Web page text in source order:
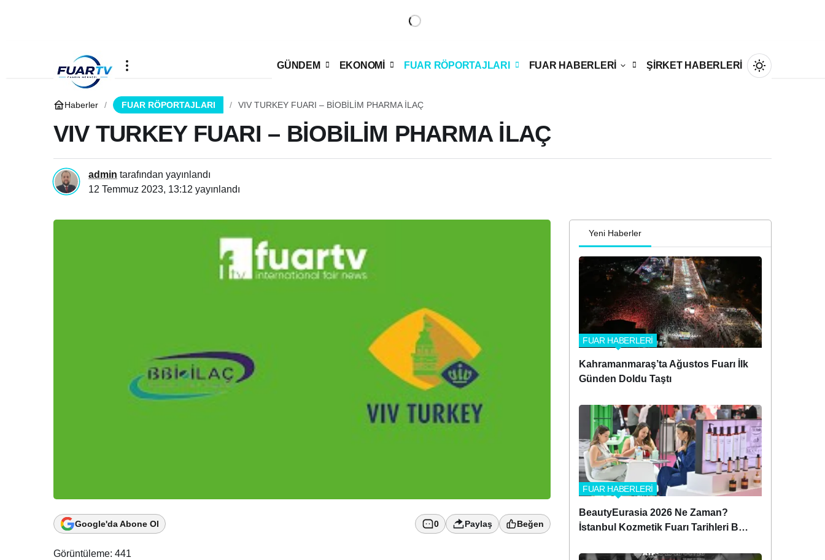
GÜNDEM EKONOMİ FUAR RÖPORTAJLARI FUAR HABERLERİ ŞİRKET HABERLERİ
Gündüz Modu
Gece modunu seçin.
Sistem Modu
Sistem modunu seçin.
Haberler FUAR RÖPORTAJLARI VIV TURKEY FUARI – BİOBİLİM PHARMA İLAÇ
VIV TURKEY FUARI – BİOBİLİM PHARMA İLAÇ
admin tarafından yayınlandı
12 Temmuz 2023, 13:12 yayınlandı
Google'da Abone Ol 0 Paylaş Beğen
Görüntüleme: 441
Yeni Haberler
FUAR HABERLERİ
Kahramanmaraş’ta Ağustos Fuarı İlk
Günden Doldu Taştı
FUAR HABERLERİ
BeautyEurasia 2026 Ne Zaman?
İstanbul Kozmetik Fuarı Tarihleri Belli